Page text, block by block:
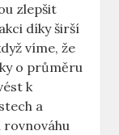
zlepšit
díky ⁤širší
⁤víme, že
o průměru
k
a
rovnováhu